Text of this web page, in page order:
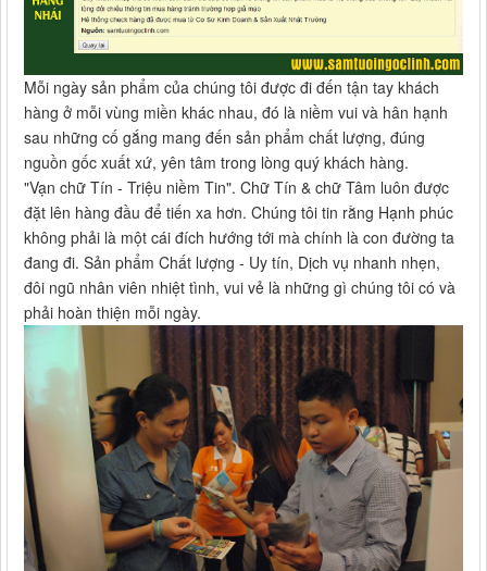
Mỗi ngày sản phẩm của chúng tôi được đi đến tận tay khách
hàng ở mỗi vùng miền khác nhau, đó là niềm vui và hân hạnh
sau những cố gắng mang đến sản phẩm chất lượng, đúng
nguồn gốc xuất xứ, yên tâm trong lòng quý khách hàng.
"Vạn chữ Tín - Triệu niềm Tin". Chữ Tín & chữ Tâm luôn được
đặt lên hàng đầu để tiến xa hơn. Chúng tôi tin rằng Hạnh phúc
không phải là một cái đích hướng tới mà chính là con đường ta
đang đi. Sản phẩm Chất lượng - Uy tín, Dịch vụ nhanh nhẹn,
đôi ngũ nhân viên nhiệt tình, vui vẻ là những gì chúng tôi có và
phải hoàn thiện mỗi ngày.